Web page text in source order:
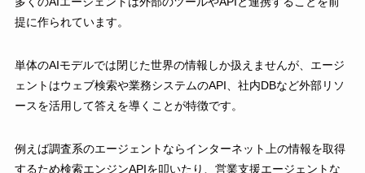
提に作られています。
単体のAIモデルでは閉じた世界の情報しか扱えませんが、エージ
ェントはウェブ検索や業務システムのAPI、社内DBなど外部リソ
ースを活用して答えを導くことが特徴です。
例えば調査系のエージェントならインターネット上の情報を取得
するため検索エンジンAPIを叩いたり、営業支援エージェントな